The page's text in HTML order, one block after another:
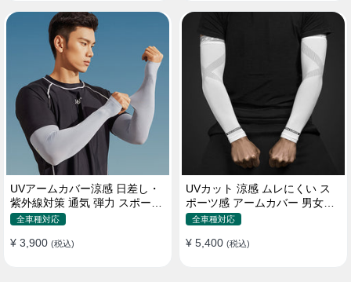
UVアームカバー涼感 日差し・
紫外線対策 通気 弾力 スポーツ
感 メンズ
全車種対応
¥ 3,900 (税込)
UVカット 涼感 ムレにくい ス
ポーツ感 アームカバー 男女汎
用 xs-xxl
全車種対応
¥ 5,400 (税込)